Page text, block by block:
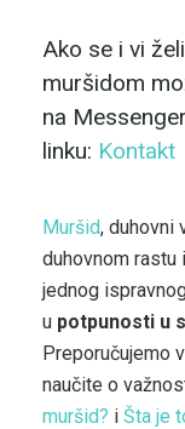
Ako se i vi
muršidom
na
linku: Kontakt
Muršid, duhovni
duhovnom
jednog
u potpunosti u
Preporučujemo
naučite o
muršid? i Šta je